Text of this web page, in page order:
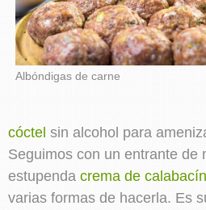
Albóndigas de carne
cóctel sin alcohol para
Seguimos con un entrante de
estupenda crema de calabacín
varias formas de hacerla. Es